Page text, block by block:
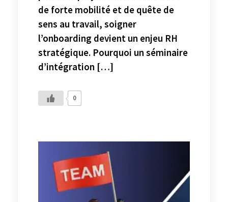
de forte mobilité et de quête de
sens au travail, soigner
l’onboarding devient un enjeu RH
stratégique. Pourquoi un séminaire
d’intégration […]
0